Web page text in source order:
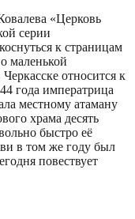
«Церковь
серии
к страницам
маленькой
относится к
года императрица
местному атаману
храма десять
быстро её
в том же году был
повествует